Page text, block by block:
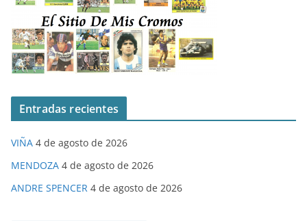
Entradas recientes
VIÑA 4 de agosto de 2026
MENDOZA 4 de agosto de 2026
ANDRE SPENCER 4 de agosto de 2026